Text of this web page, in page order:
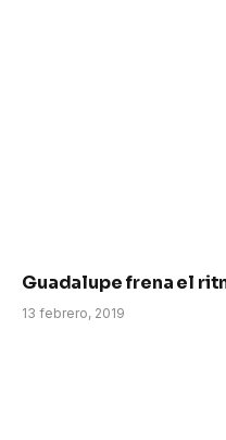
Guadalupe frena el
13 febrero, 2019